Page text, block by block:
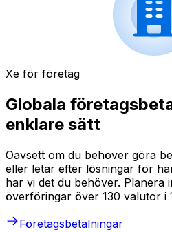
Xe för företag
Globala
enklare sätt
Oavsett om du behöver göra
eller letar efter lösningar för
har vi det du behöver. Planera
överföringar över 130 valutor i
Företagsbetalningar